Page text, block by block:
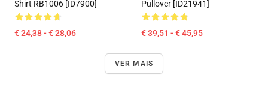
Shirt RB1006 [ID7900]
€ 24,38 - € 28,06
Pullover [ID21941]
€ 39,51 - € 45,95
VER MAIS